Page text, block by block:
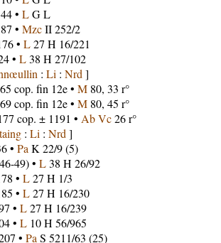
• LG L
• MzcII 252/2
• L27 H 16/221
• L38 H 27/102
: Li : Nrd ]
cop. fin 12e • M80, 33 r°
cop. fin 12e • M80, 45 r°
cop. ± 1191 • Ab Vc26 r°
: Li : Nrd ]
• Pa K 22/9 (5)
49) • L38 H 26/92
• L27 H 1/3
• L27 H 16/230
• L27 H 16/239
• L10 H 56/965
• Pa S 5211/63 (25)